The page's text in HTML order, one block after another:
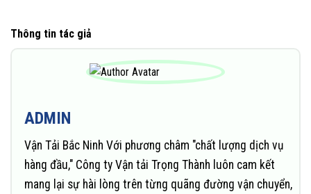
Thông tin tác giả
ADMIN
Vận Tải Bắc Ninh Với phương châm "chất lượng dịch vụ
hàng đầu," Công ty Vận tải Trọng Thành luôn cam kết
mang lại sự hài lòng trên từng quãng đường vận chuyển,